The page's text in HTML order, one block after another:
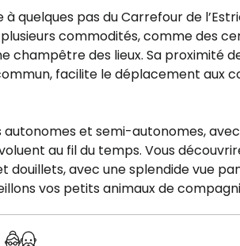
à quelques pas du Carrefour de
commodités, comme des
des lieux. Sa proximité
facilite le déplacement aux
et semi-autonomes,
au fil du temps. Vous
douillets, avec une splendide vue
vos petits animaux de